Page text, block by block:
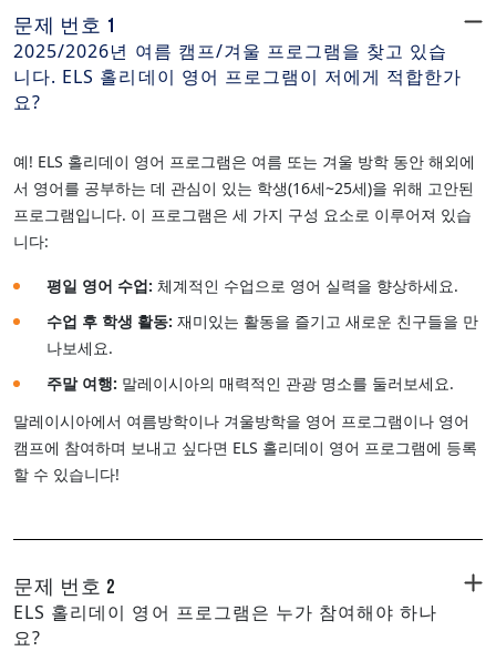
문제 번호 1
2025/2026년 여름 캠프/겨울 프로그램을 찾고 있습
니다. ELS 홀리데이 영어 프로그램이 저에게 적합한가
요?
예! ELS 홀리데이 영어 프로그램은 여름 또는 겨울 방학 동안 해외에
서 영어를 공부하는 데 관심이 있는 학생(16세~25세)을 위해 고안된
프로그램입니다. 이 프로그램은 세 가지 구성 요소로 이루어져 있습
니다:
평일 영어 수업: 체계적인 수업으로 영어 실력을 향상하세요.
수업 후 학생 활동: 재미있는 활동을 즐기고 새로운 친구들을 만
나보세요.
주말 여행: 말레이시아의 매력적인 관광 명소를 둘러보세요.
말레이시아에서 여름방학이나 겨울방학을 영어 프로그램이나 영어
캠프에 참여하며 보내고 싶다면 ELS 홀리데이 영어 프로그램에 등록
할 수 있습니다!
문제 번호 2
ELS 홀리데이 영어 프로그램은 누가 참여해야 하나
요?